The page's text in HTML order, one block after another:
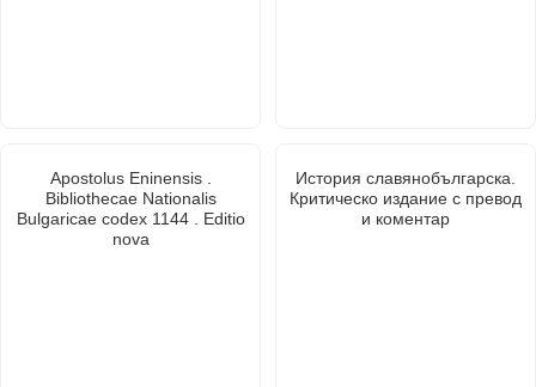
Apostolus Eninensis .
Bibliothecae Nationalis
Bulgaricae codex 1144 . Editio
nova
История славянобългарска.
Критическо издание с превод
и коментар